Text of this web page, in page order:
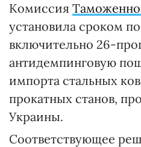
Комиссия
установила сроком
включительно 26-
антидемпинговую
импорта стальных
прокатных станов,
Украины.
Соответствующее